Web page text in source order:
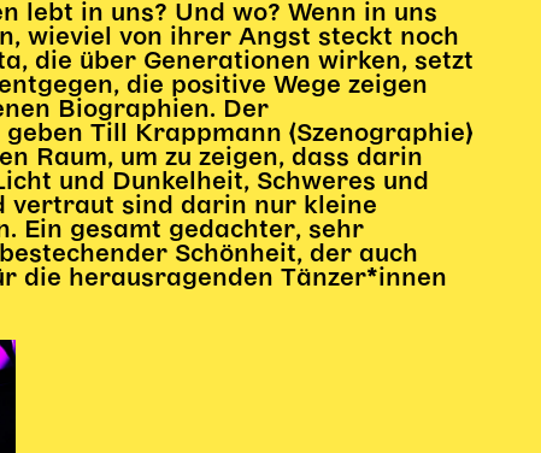
lebt in uns? Und wo? Wenn in uns
wieviel von ihrer Angst steckt noch
die über Generationen wirken, setzt
die positive Wege zeigen
Biographien. Der
Till Krappmann (Szenographie)
Raum, um zu zeigen, dass darin
und Dunkelheit, Schweres und
vertraut sind darin nur kleine
Ein gesamt gedachter, sehr
Schönheit, der auch
die herausragenden Tänzer*innen